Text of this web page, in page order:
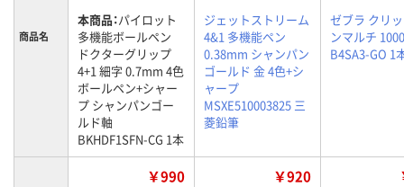
商品名
本商品：パイロット
多機能ボールペン
ドクターグリップ
4+1 細字 0.7mm 4色
ボールペン+シャー
プ シャンパンゴー
ルド軸
BKHDF1SFN-CG 1本
ジェットストリーム
4&1 多機能ペン
0.38mm シャンパン
ゴールド 金 4色+シ
ャープ
MSXE510003825 三
菱鉛筆
ゼブラ クリ
ンマルチ
B4SA3-GO 1
￥990 ￥920